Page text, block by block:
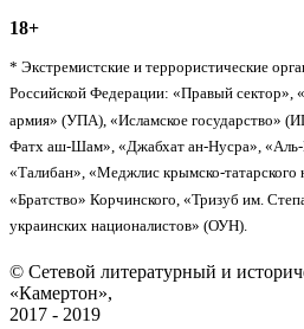
18+
* Экстремистские и террористические
Российской Федерации: «Правый сектор»,
армия» (УПА), «Исламское
Фатх аш-Шам», «Джабхат ан-Нусра»,
«Талибан», «Меджлис крымско-
«Братство» Корчинского, «Тризуб им.
украинских националистов» (ОУН).
© Сетевой литературный и
«Камертон»,
2017 - 2019